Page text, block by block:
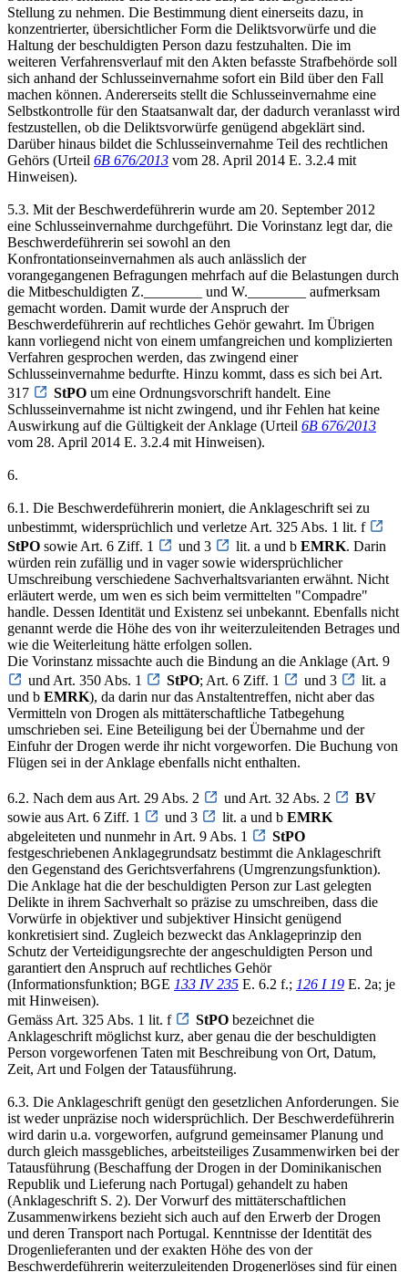
Stellung zu nehmen. Die Bestimmung dient einerseits dazu, in
konzentrierter, übersichtlicher Form die Deliktsvorwürfe und die
Haltung der beschuldigten Person dazu festzuhalten. Die im
weiteren Verfahrensverlauf mit den Akten befasste Strafbehörde soll
sich anhand der Schlusseinvernahme sofort ein Bild über den Fall
machen können. Andererseits stellt die Schlusseinvernahme eine
Selbstkontrolle für den Staatsanwalt dar, der dadurch veranlasst wird
festzustellen, ob die Deliktsvorwürfe genügend abgeklärt sind.
Darüber hinaus bildet die Schlusseinvernahme Teil des rechtlichen
Gehörs (Urteil 6B 676/2013 vom 28. April 2014 E. 3.2.4 mit
Hinweisen).
5.3. Mit der Beschwerdeführerin wurde am 20. September 2012
eine Schlusseinvernahme durchgeführt. Die Vorinstanz legt dar, die
Beschwerdeführerin sei sowohl an den
Konfrontationseinvernahmen als auch anlässlich der
vorangegangenen Befragungen mehrfach auf die Belastungen durch
die Mitbeschuldigten Z.________ und W.________ aufmerksam
gemacht worden. Damit wurde der Anspruch der
Beschwerdeführerin auf rechtliches Gehör gewahrt. Im Übrigen
kann vorliegend nicht von einem umfangreichen und komplizierten
Verfahren gesprochen werden, das zwingend einer
Schlusseinvernahme bedurfte. Hinzu kommt, dass es sich bei Art.
317
StPO um eine Ordnungsvorschrift handelt. Eine
Schlusseinvernahme ist nicht zwingend, und ihr Fehlen hat keine
Auswirkung auf die Gültigkeit der Anklage (Urteil 6B 676/2013
vom 28. April 2014 E. 3.2.4 mit Hinweisen).
6.
6.1. Die Beschwerdeführerin moniert, die Anklageschrift sei zu
unbestimmt, widersprüchlich und verletze Art. 325 Abs. 1 lit. f
StPO sowie Art. 6 Ziff. 1 und 3 lit. a und b EMRK. Darin
würden rein zufällig und in vager sowie widersprüchlicher
Umschreibung verschiedene Sachverhaltsvarianten erwähnt. Nicht
erläutert werde, um wen es sich beim vermittelten "Compadre"
handle. Dessen Identität und Existenz sei unbekannt. Ebenfalls nicht
genannt werde die Höhe des von ihr weiterzuleitenden Betrages und
wie die Weiterleitung hätte erfolgen sollen.
Die Vorinstanz missachte auch die Bindung an die Anklage (Art. 9
und Art. 350 Abs. 1
StPO; Art. 6 Ziff. 1 und 3
lit. a
und b EMRK), da darin nur das Anstaltentreffen, nicht aber das
Vermitteln von Drogen als mittäterschaftliche Tatbegehung
umschrieben sei. Eine Beteiligung bei der Übernahme und der
Einfuhr der Drogen werde ihr nicht vorgeworfen. Die Buchung von
Flügen sei in der Anklage ebenfalls nicht enthalten.
6.2. Nach dem aus Art. 29 Abs. 2 und Art. 32 Abs. 2
BV
sowie aus Art. 6 Ziff. 1
und 3 lit. a und b EMRK
abgeleiteten und nunmehr in Art. 9 Abs. 1
StPO
festgeschriebenen Anklagegrundsatz bestimmt die Anklageschrift
den Gegenstand des Gerichtsverfahrens (Umgrenzungsfunktion).
Die Anklage hat die der beschuldigten Person zur Last gelegten
Delikte in ihrem Sachverhalt so präzise zu umschreiben, dass die
Vorwürfe in objektiver und subjektiver Hinsicht genügend
konkretisiert sind. Zugleich bezweckt das Anklageprinzip den
Schutz der Verteidigungsrechte der angeschuldigten Person und
garantiert den Anspruch auf rechtliches Gehör
(Informationsfunktion; BGE 133 IV 235 E. 6.2 f.; 126 I 19 E. 2a; je
mit Hinweisen).
Gemäss Art. 325 Abs. 1 lit. f
StPO bezeichnet die
Anklageschrift möglichst kurz, aber genau die der beschuldigten
Person vorgeworfenen Taten mit Beschreibung von Ort, Datum,
Zeit, Art und Folgen der Tatausführung.
6.3. Die Anklageschrift genügt den gesetzlichen Anforderungen. Sie
ist weder unpräzise noch widersprüchlich. Der Beschwerdeführerin
wird darin u.a. vorgeworfen, aufgrund gemeinsamer Planung und
durch gleich massgebliches, arbeitsteiliges Zusammenwirken bei der
Tatausführung (Beschaffung der Drogen in der Dominikanischen
Republik und Lieferung nach Portugal) gehandelt zu haben
(Anklageschrift S. 2). Der Vorwurf des mittäterschaftlichen
Zusammenwirkens bezieht sich auch auf den Erwerb der Drogen
und deren Transport nach Portugal. Kenntnisse der Identität des
Drogenlieferanten und der exakten Höhe des von der
Beschwerdeführerin weiterzuleitenden Drogenerlöses sind für einen